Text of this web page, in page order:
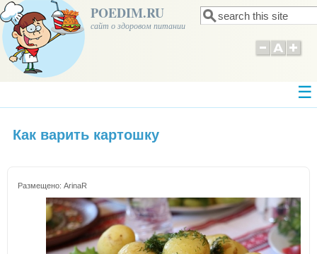
POEDIM.RU
сайт о здоровом питании Форма поиска
Поиск
Как варить картошку
Размещено: ArinaR